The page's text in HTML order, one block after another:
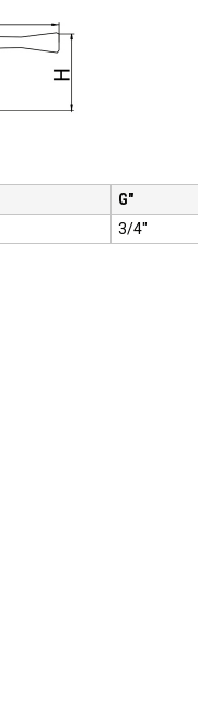
G"
3/4"